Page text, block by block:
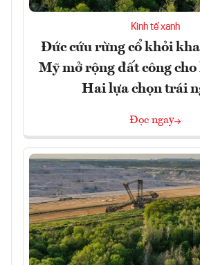
Kinh tế xanh
Đức cứu rừng cổ khỏi
Mỹ mở rộng đất công
Hai lựa chọn trái
Đọc ngay